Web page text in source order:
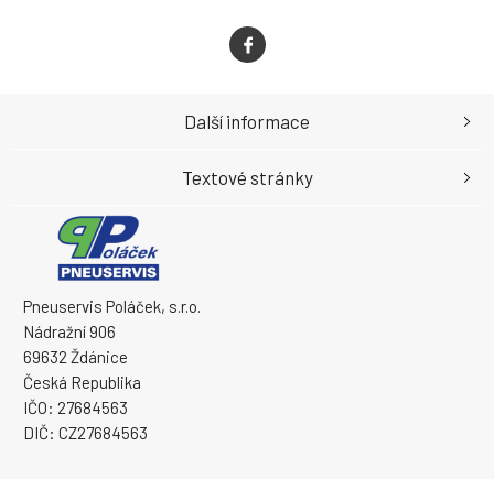
Pneuservis Poláček, s.r.o.
Nádražní 906
69632 Ždánice
Česká Republika
IČO: 27684563
DIČ: CZ27684563
Další informace
Textové stránky